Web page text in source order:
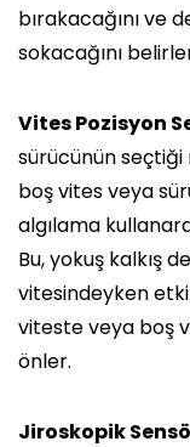
bırakacağını ve
sokacağını
Vites Pozisyon
sürücünün seçtiği
boş vites veya
algılama
Bu, yokuş kalkış
vitesindeyken
viteste veya boş
önler.
Jiroskopik